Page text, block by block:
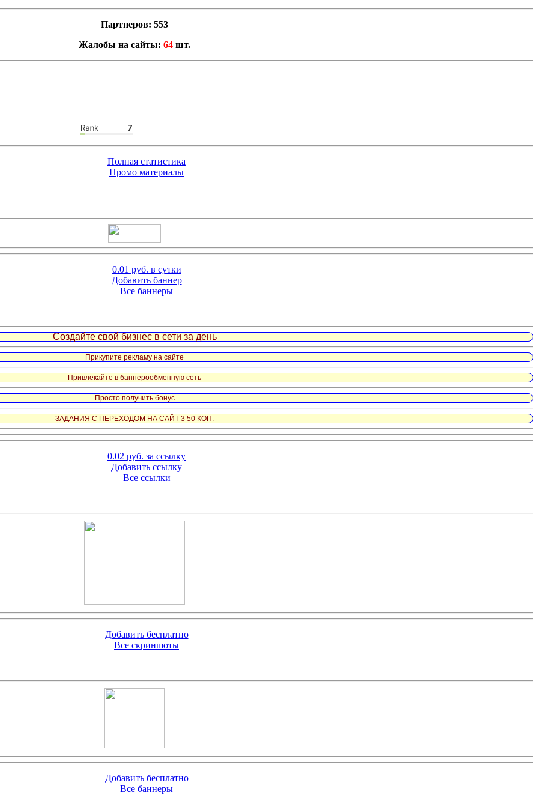
Партнеров: 553
Жалобы на сайты: 64 шт.
Полная статистика
Промо материалы
0.01 руб. в сутки
Добавить баннер
Все баннеры
Создайте свой бизнес в сети за день
Прикупите рекламу на сайте
Привлекайте в баннерообменную сеть
Просто получить бонус
ЗАДАНИЯ С ПЕРЕХОДОМ НА САЙТ 3 50 КОП.
0.02 руб. за ссылку
Добавить ссылку
Все ссылки
Добавить бесплатно
Все скриншоты
Добавить бесплатно
Все баннеры